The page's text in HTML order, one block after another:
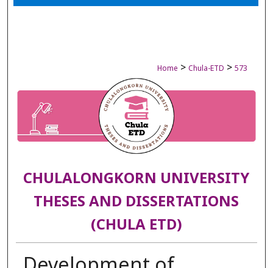
Home > Chula-ETD > 573
CHULALONGKORN UNIVERSITY
THESES AND DISSERTATIONS
(CHULA ETD)